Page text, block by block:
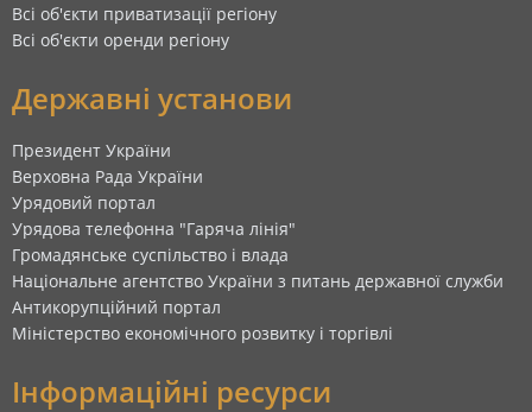
Всі об'єкти приватизації регіону
Всі об'єкти оренди регіону
Державні установи
Президент України
Верховна Рада України
Урядовий портал
Урядова телефонна "Гаряча лінія"
Громадянське суспільство і влада
Національне агентство України з питань державної служби
Антикорупційний портал
Міністерство економічного розвитку і торгівлі
Інформаційні ресурси